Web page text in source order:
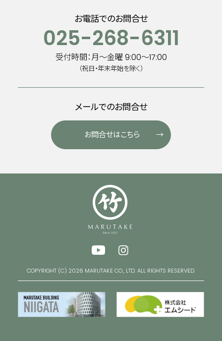
お電話でのお問合せ
025-268-6311
受付時間：月～金曜 9:00～17:00
（祝日・年末年始を除く）
メールでのお問合せ
お問合せはこちら
COPYRIGHT (C) 2026 MARUTAKE CO., LTD. ALL RIGHTS RESERVED.